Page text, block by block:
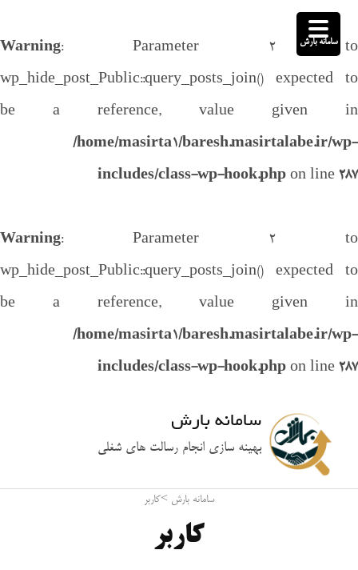
Warning: Parameter 2 to
wp_hide_post_Public::query_posts_join() expected to
be a reference, value given in
/home/masirta1/baresh.masirtalabe.ir/wp-
includes/class-wp-hook.php on line 287
Warning: Parameter 2 to
wp_hide_post_Public::query_posts_join() expected to
be a reference, value given in
/home/masirta1/baresh.masirtalabe.ir/wp-
includes/class-wp-hook.php on line 287
سامانه بارش
بهینه سازی انجام رسالت های شغلی
سامانه بارش >کاربر
کاربر
سامانه بارش